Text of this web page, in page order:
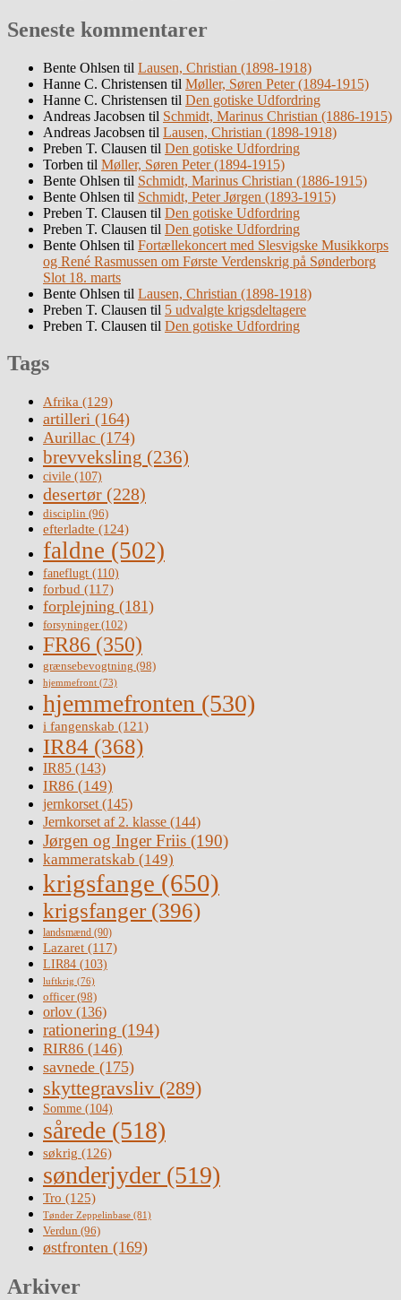
Seneste kommentarer
Bente Ohlsen til Lausen, Christian (1898-1918)
Hanne C. Christensen til Møller, Søren Peter (1894-1915)
Hanne C. Christensen til Den gotiske Udfordring
Andreas Jacobsen til Schmidt, Marinus Christian (1886-1915)
Andreas Jacobsen til Lausen, Christian (1898-1918)
Preben T. Clausen til Den gotiske Udfordring
Torben til Møller, Søren Peter (1894-1915)
Bente Ohlsen til Schmidt, Marinus Christian (1886-1915)
Bente Ohlsen til Schmidt, Peter Jørgen (1893-1915)
Preben T. Clausen til Den gotiske Udfordring
Preben T. Clausen til Den gotiske Udfordring
Bente Ohlsen til Fortællekoncert med Slesvigske Musikkorps
og René Rasmussen om Første Verdenskrig på Sønderborg
Slot 18. marts
Bente Ohlsen til Lausen, Christian (1898-1918)
Preben T. Clausen til 5 udvalgte krigsdeltagere
Preben T. Clausen til Den gotiske Udfordring
Tags
Afrika (129)
artilleri (164)
Aurillac (174)
brevveksling (236)
civile (107)
desertør (228)
disciplin (96)
efterladte (124)
faldne (502)
faneflugt (110)
forbud (117)
forplejning (181)
forsyninger(102)
FR86 (350)
grænsebevogtning (98)
hjemmefront (73)
hjemmefronten (530)
i fangenskab (121)
IR84 (368)
IR85 (143)
IR86 (149)
jernkorset(145)
Jernkorset af 2. klasse (144)
Jørgen og Inger Friis (190)
kammeratskab (149)
krigsfange (650)
krigsfanger (396)
landsmænd (90)
Lazaret (117)
LIR84 (103)
luftkrig (76)
officer(98)
orlov (136)
rationering (194)
RIR86 (146)
savnede (175)
skyttegravsliv (289)
Somme (104)
sårede (518)
søkrig (126)
sønderjyder (519)
Tro (125)
Tønder Zeppelinbase (81)
Verdun (96)
østfronten (169)
Arkiver